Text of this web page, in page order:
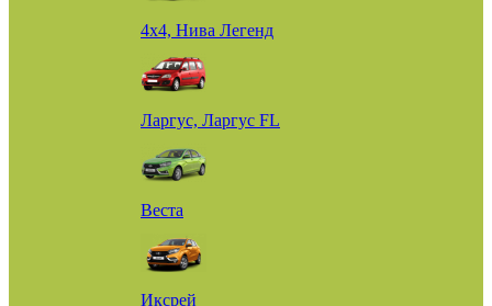
4х4, Нива Легенд
Ларгус, Ларгус FL
Веста
Иксрей